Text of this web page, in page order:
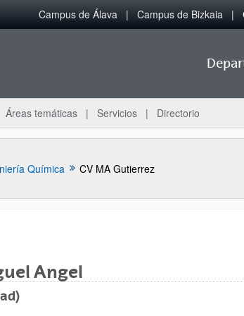
Campus de Álava Campus de Bizkaia
Áreas temáticas Servicios Directorio
Química CV MA Gutierrez
Angel